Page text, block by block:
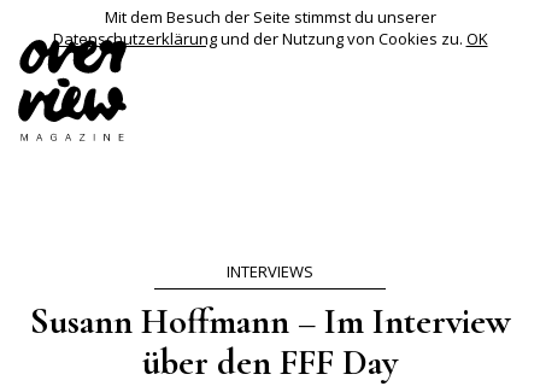
Mit dem Besuch der Seite stimmst du unserer
Datenschutzerklärungund der Nutzung von Cookies zu. OK
INTERVIEWS
Susann Hoffmann – Im Interview
über den FFF Day